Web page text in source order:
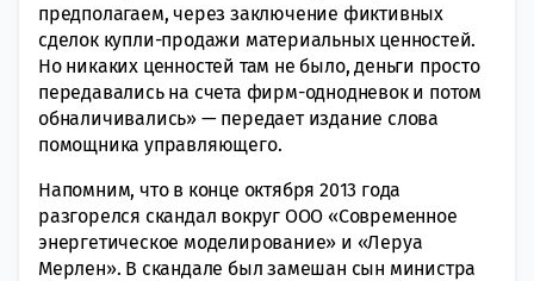
предполагаем, через заключение фиктивных
сделок купли-продажи материальных ценностей.
Но никаких ценностей там не было, деньги просто
передавались на счета фирм-однодневок и потом
обналичивались» — передает издание слова
помощника управляющего.
Напомним, что в конце октября 2013 года
разгорелся скандал вокруг ООО «Современное
энергетическое моделирование» и «Леруа
Мерлен». В скандале был замешан сын министра